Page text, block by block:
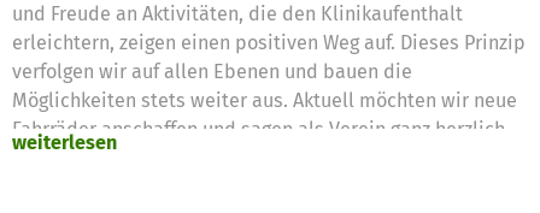
und Freude an Aktivitäten, die den Klinikaufenthalt
erleichtern, zeigen einen positiven Weg auf. Dieses Prinzip
verfolgen wir auf allen Ebenen und bauen die
Möglichkeiten stets weiter aus. Aktuell möchten wir neue
Fahrräder anschaffen und sagen als Verein ganz herzlich
weiterlesen